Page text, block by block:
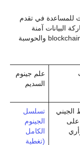
للمساعدة في تقدم
البيانات آمنة
وشفافة باستخدام مختلف تقنيات التشفير مثل blockchain والحوسبة
علم جينوم
السديم
الجيني
على
تسلسل
الجينوم
الكامل
(تغطية